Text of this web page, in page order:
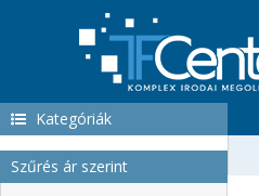
Kategóriák
Szűrés ár szerint